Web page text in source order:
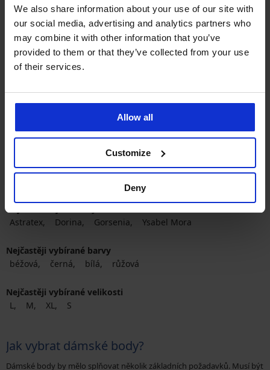
We also share information about your use of our site with
our social media, advertising and analytics partners who
may combine it with other information that you’ve
provided to them or that they’ve collected from your use
of their services.
Allow all
Customize
Deny
Výprodej
Nejoblíbenější značky
Astratex
Dorina Gorsenia Ysabel Mora
Nejčastěji vybírané barvy
béžová
černá bílá růžová
Nejčastěji vybírané velikosti
L
M XL S
Jak vybrat dámské body?
Dámské body by mělo splňovat několik základních požadavků. Musí být